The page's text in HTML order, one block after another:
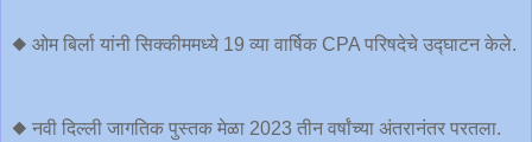
◆ ओम बिर्ला यांनी सिक्कीममध्ये 19 व्या वार्षिक CPA परिषदेचे उद्घाटन केले.
◆ नवी दिल्ली जागतिक पुस्तक मेळा 2023 तीन वर्षांच्या अंतरानंतर परतला.